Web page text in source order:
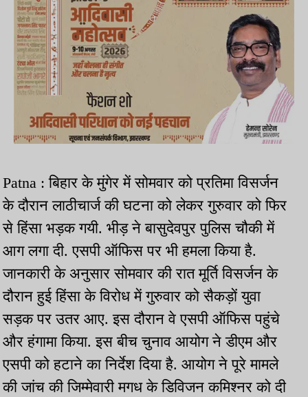
Patna : बिहार के मुंगेर में सोमवार को प्रतिमा विसर्जन
के दौरान लाठीचार्ज की घटना को लेकर गुरुवार को फिर
से हिंसा भड़क गयी. भीड़ ने बासुदेवपुर पुलिस चौकी में
आग लगा दी. एसपी ऑफिस पर भी हमला किया है.
जानकारी के अनुसार सोमवार की रात मूर्ति विसर्जन के
दौरान हुई हिंसा के विरोध में गुरुवार को सैकड़ों युवा
सड़क पर उतर आए. इस दौरान वे एसपी ऑफिस पहुंचे
और हंगामा किया. इस बीच चुनाव आयोग ने डीएम और
एसपी को हटाने का निर्देश दिया है. आयोग ने पूरे मामले
की जांच की जिम्मेवारी मगध के डिविजन कमिश्नर को दी